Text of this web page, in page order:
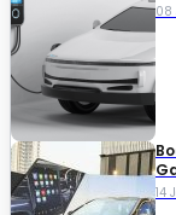
08
14